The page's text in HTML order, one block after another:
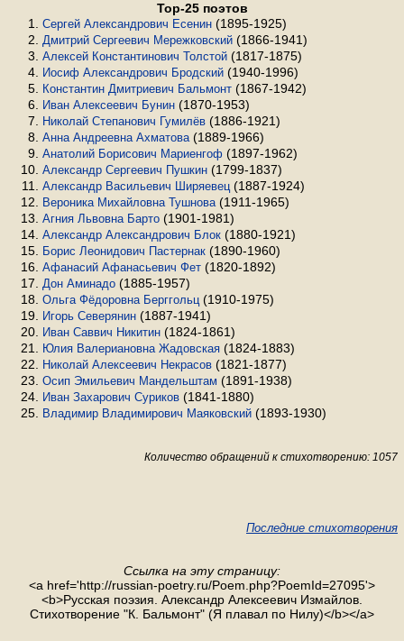
Top-25 поэтов
Сергей Александрович Есенин (1895-1925)
Дмитрий Сергеевич Мережковский (1866-1941)
Алексей Константинович Толстой (1817-1875)
Иосиф Александрович Бродский (1940-1996)
Константин Дмитриевич Бальмонт (1867-1942)
Иван Алексеевич Бунин (1870-1953)
Николай Степанович Гумилёв (1886-1921)
Анна Андреевна Ахматова (1889-1966)
Анатолий Борисович Мариенгоф (1897-1962)
Александр Сергеевич Пушкин (1799-1837)
Александр Васильевич Ширяевец (1887-1924)
Вероника Михайловна Тушнова (1911-1965)
Агния Львовна Барто (1901-1981)
Александр Александрович Блок (1880-1921)
Борис Леонидович Пастернак (1890-1960)
Афанасий Афанасьевич Фет (1820-1892)
Дон Аминадо (1885-1957)
Ольга Фёдоровна Берггольц (1910-1975)
Игорь Северянин (1887-1941)
Иван Саввич Никитин (1824-1861)
Юлия Валериановна Жадовская (1824-1883)
Николай Алексеевич Некрасов (1821-1877)
Осип Эмильевич Мандельштам (1891-1938)
Иван Захарович Суриков (1841-1880)
Владимир Владимирович Маяковский (1893-1930)
Количество обращений к стихотворению: 1057
Последние стихотворения
Ссылка на эту страницу:
<a href='http://russian-poetry.ru/Poem.php?PoemId=27095'>
<b>Русская поэзия. Александр Алексеевич Измайлов.
Стихотворение "К. Бальмонт" (Я плавал по Нилу)</b></a>